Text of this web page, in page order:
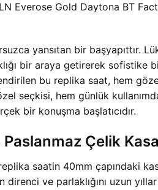
Everose Gold Daytona BT
yansıtan bir başyapıttır.
bir araya getirerek sofistike
bu replika saat, hem
seçkisi, hem günlük
bir konuşma başlatıcıdır.
Çelik
saatin 40mm çapındaki
ve parlaklığını uzun